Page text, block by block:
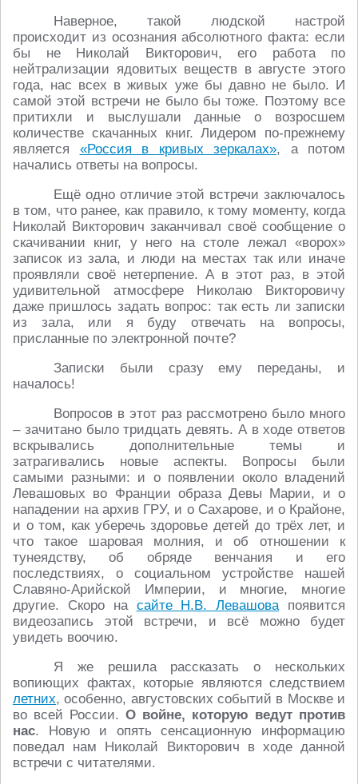
Наверное, такой людской настрой
происходит из осознания абсолютного факта: если
бы не Николай Викторович, его работа по
нейтрализации ядовитых веществ в августе этого
года, нас всех в живых уже бы давно не было. И
самой этой встречи не было бы тоже. Поэтому все
притихли и выслушали данные о возросшем
количестве скачанных книг. Лидером по-прежнему
является «Россия в кривых зеркалах», а потом
начались ответы на вопросы.
Ещё одно отличие этой встречи заключалось
в том, что ранее, как правило, к тому моменту, когда
Николай Викторович заканчивал своё сообщение о
скачивании книг, у него на столе лежал «ворох»
записок из зала, и люди на местах так или иначе
проявляли своё нетерпение. А в этот раз, в этой
удивительной атмосфере Николаю Викторовичу
даже пришлось задать вопрос: так есть ли записки
из зала, или я буду отвечать на вопросы,
присланные по электронной почте?
Записки были сразу ему переданы, и
началось!
Вопросов в этот раз рассмотрено было много
– зачитано было тридцать девять. А в ходе ответов
вскрывались дополнительные темы и
затрагивались новые аспекты. Вопросы были
самыми разными: и о появлении около владений
Левашовых во Франции образа Девы Марии, и о
нападении на архив ГРУ, и о Сахарове, и о Крайоне,
и о том, как уберечь здоровье детей до трёх лет, и
что такое шаровая молния, и об отношении к
тунеядству, об обряде венчания и его
последствиях, о социальном устройстве нашей
Славяно-Арийской Империи, и многие, многие
другие. Скоро на сайте Н.В. Левашовапоявится
видеозапись этой встречи, и всё можно будет
увидеть воочию.
Я же решила рассказать о нескольких
вопиющих фактах, которые являются следствием
летних, особенно, августовских событий в Москве и
во всей России. О войне, которую ведут против
нас. Новую и опять сенсационную информацию
поведал нам Николай Викторович в ходе данной
встречи с читателями.